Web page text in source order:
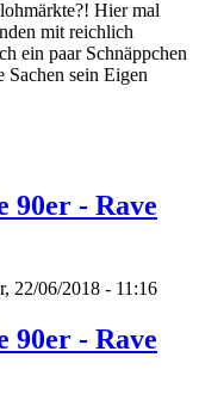
Hier mal
mit reichlich
ein paar Schnäppchen
Sachen sein Eigen
- Rave
22/06/2018 - 11:16
- Rave